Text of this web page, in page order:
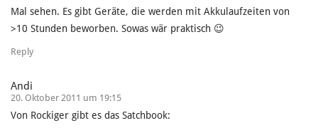
Mal sehen. Es gibt Geräte, die werden mit Akkulaufzeiten von
>10 Stunden beworben. Sowas wär praktisch 😉
Reply
Andi
20. Oktober 2011 um 19:15
Von Rockiger gibt es das Satchbook: